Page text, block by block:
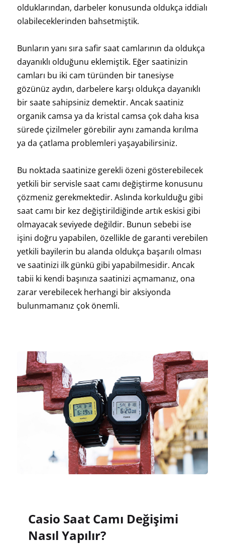
olduklarından, darbeler konusunda oldukça iddialı
olabileceklerinden bahsetmiştik.
Bunların yanı sıra safir saat camlarının da oldukça
dayanıklı olduğunu eklemiştik. Eğer saatinizin
camları bu iki cam türünden bir tanesiyse
gözünüz aydın, darbelere karşı oldukça dayanıklı
bir saate sahipsiniz demektir. Ancak saatiniz
organik camsa ya da kristal camsa çok daha kısa
sürede çizilmeler görebilir aynı zamanda kırılma
ya da çatlama problemleri yaşayabilirsiniz.
Bu noktada saatinize gerekli özeni gösterebilecek
yetkili bir servisle saat camı değiştirme konusunu
çözmeniz gerekmektedir. Aslında korkulduğu gibi
saat camı bir kez değiştirildiğinde artık eskisi gibi
olmayacak seviyede değildir. Bunun sebebi ise
işini doğru yapabilen, özellikle de garanti verebilen
yetkili bayilerin bu alanda oldukça başarılı olması
ve saatinizi ilk günkü gibi yapabilmesidir. Ancak
tabii ki kendi başınıza saatinizi açmamanız, ona
zarar verebilecek herhangi bir aksiyonda
bulunmamanız çok önemli.
Casio Saat Camı Değişimi
Nasıl Yapılır?